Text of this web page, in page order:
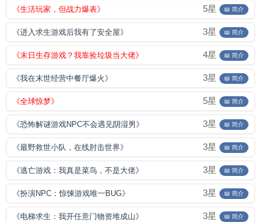
《生活玩家，但战力爆表》 5星 📖 简介
《进入求生游戏后我有了安全屋》 3星 📖 简介
《末日生存游戏？我靠捡垃圾当大佬》 4星 📖 简介
《我在末世经营中餐厅爆火》 3星 📖 简介
《全球惊梦》 5星 📖 简介
《恐怖解谜游戏NPC不会遇见阴湿男》 3星 📖 简介
《最野救世小队，在线肘击世界》 3星 📖 简介
《逃亡游戏：我真是菜鸟，不是大佬》 3星 📖 简介
《扮演NPC：惊悚游戏唯一BUG》 3星 📖 简介
《电梯求生：我开任意门物资堆成山》 3星 📖 简介